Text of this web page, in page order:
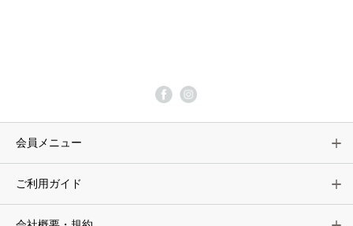
会員メニュー
ご利用ガイド